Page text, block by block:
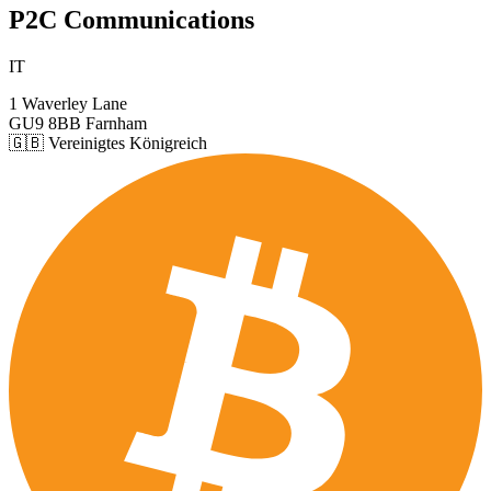
P2C Communications
IT
1 Waverley Lane
GU9 8BB Farnham
🇬🇧 Vereinigtes Königreich